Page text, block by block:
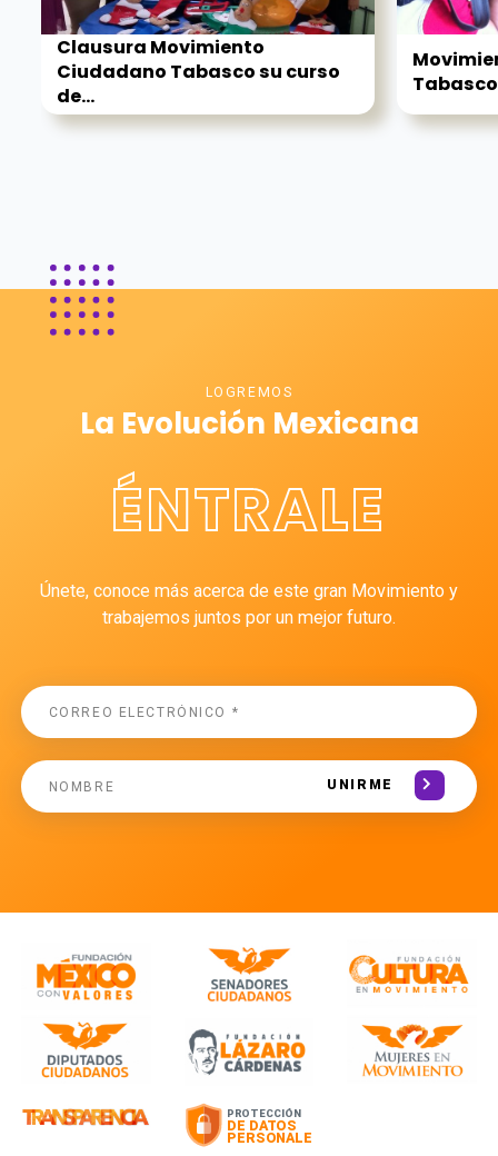
Clausura Movimiento
Ciudadano Tabasco su curso
de...
LOGREMOS
La Evolución Mexicana
ÉNTRALE
Únete, conoce más acerca de este gran Movimiento y
trabajemos juntos por un mejor futuro.
UNIRME